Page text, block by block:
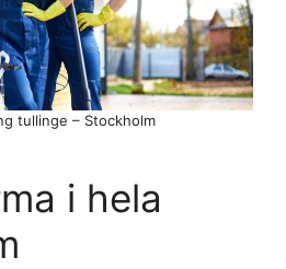
i hela
tullinge – Stockholm